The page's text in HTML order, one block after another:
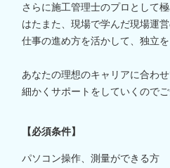
さらに施工管理士のプロとして
はたまた、現場で学んだ現場運
仕事の進め方を活かして、独立
あなたの理想のキャリアに合わ
細かくサポートをしていくので
【必須条件】
パソコン操作、測量ができる方